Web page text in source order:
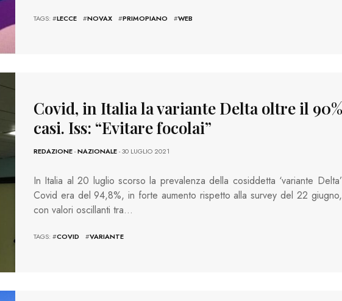
TAGS: #LECCE #NOVAX #PRIMOPIANO #WEB
Covid, in Italia la variante Delta oltre il
casi. Iss: “Evitare focolai”
REDAZIONE-NAZIONALE- 30 LUGLIO 2021
In Italia al 20 luglio scorso la prevalenza della cosiddetta ‘variante Delta’
Covid era del 94,8%, in forte aumento rispetto alla survey del 22 giugno,
con valori oscillanti tra…
TAGS: #COVID #VARIANTE